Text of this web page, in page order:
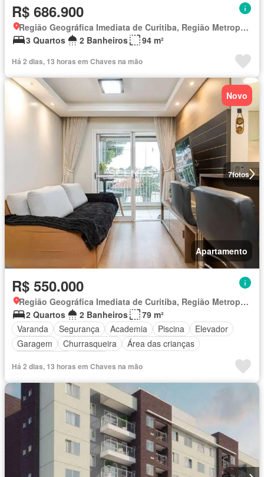
R$ 686.900
Região Geográfica Imediata de Curitiba, Região Metropolitana de Curitiba
3 Quartos
2 Banheiros 94 m²
Há 2 dias, 13 horas em Chaves na mão
7fotos
Novo
Apartamento
R$ 550.000
Região Geográfica Imediata de Curitiba, Região Metropolitana de Curitiba
2 Quartos
2 Banheiros
79 m²
Varanda
Segurança Academia Piscina
Elevador
Garagem
Churrasqueira
Área das crianças
Há 2 dias, 13 horas em Chaves na mão